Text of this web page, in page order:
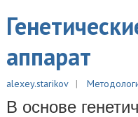
аппарат
alexey.starikov
В основе